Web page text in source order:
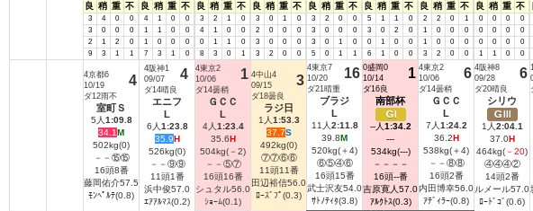
良 稍 重 不
3 4 0
0
3
0 0
0
2
1 2
0
9
3 1 1
良 稍 重 不
4 1 0
0
1
1 0
0
1
0 0
0
7
3 1 0
良 稍 重 不
3 2 1
0
4
1 0
0
0
1 1
0
8
3 0 1
良 稍 重 不
3 0 1
0
2
0 0
0
3
0 0
0
3
2 0 0
良 稍 重 不
3 2 0
0
3
0 0
0
3
0 1
0
5
0 1 1
良 稍 重 不
5 1 1
0
3
0 2
0
0
1 0
0
6
1 0 0
良 稍 重 不
2 2 0
1
1
0 0
0
1
0 0
0
3
2 0 0
良 稍 重 不
0 0 0
0
0
0 0
0
0
0 0
0
1
1 0 0
4京都6
10/19
ダ12雨不
4
室町Ｓ
5人1:09.8
34.1M
502kg(0)
－－⑮⑮
16頭8番
藤岡佑介57.5
ﾓﾝﾍﾟﾙﾃ(0.8)
4阪神1
09/07
ダ14晴良
4
エニフ
L
6人1:23.8
35.9H
526kg(0)
－－⑨⑨
11頭1番
浜中俊57.0
ｴｱｱﾙﾏｽ(0.2)
4東京2
10/06
ダ14曇稍
1
ＧＣＣ
L
4人1:23.4
35.6H
504kg(－2)
－－⑤⑦
16頭16番
シュタル56.0
ｼｮｰﾑ(0.1)
4中山4
09/15
ダ18曇良
3
ラジ日
1人1:53.3
37.7S
492kg(0)
⑦⑦⑥⑥
11頭11番
田辺裕信56.0
ﾛｰｽﾞﾌﾟ(0.3)
4東京7
10/20
ダ21晴重
16
ブラジ
L
11人2:11.8
39.8M
520kg(＋4)
⑥⑤④⑥
16頭15番
武士沢友54.0
ｻﾄﾉﾃｨﾀ(3.8)
0盛岡0
10/14
ダ16良
1
南部杯
Ⅰ
--人1:34.2
---
534kg(---)
－－－－
16頭--番
吉原寛人57.0
ｱﾙｸﾄｽ(0.3)
4東京2
10/06
ダ14曇稍
6
ＧＣＣ
L
7人1:24.2
36.2H
538kg(＋4)
－－⑧⑧
16頭2番
内田博幸56.0
ｱﾃﾞｨﾗｰ(0.8)
4阪神8
09/28
ダ20晴良
6
シリウ
Ⅲ
1人2:04.1
37.0H
464kg( －20)
④④④②
14頭2番
ルメール57.0
ﾛｰﾄﾞｺﾞ(0.6)